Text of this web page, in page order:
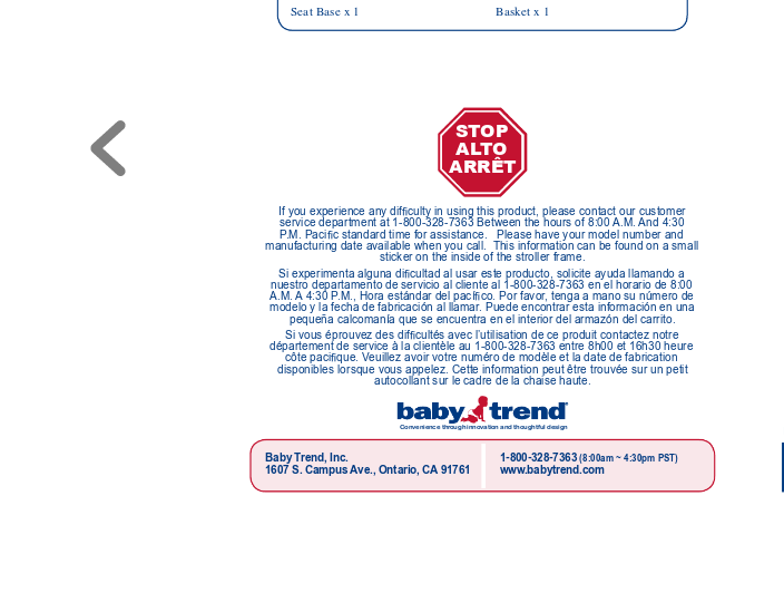
If you experience any difculty in using this product, please contact our customer
service department at 1-800-328-7363 Between the hours of 8:00 A.M. And 4:30
P.M. Pacic standard time for assistance.   Please have your model number and
manufacturing date available when you call.  This information can be found on a small
sticker on the inside of the stroller frame.
Si experimenta alguna dicultad al usar este producto, solicite ayuda llamando a
nuestro departamento de servicio al cliente al 1-800-328-7363 en el horario de 8:00
A.M. A 4:30 P.M., Hora estándar del pacíco. Por favor, tenga a mano su número de
modelo y la fecha de fabricación al llamar. Puede encontrar esta información en una
pequeña calcomanía que se encuentra en el interior del armazón del carrito.
Si vous éprouvez des difcultés avec l’utilisation de ce produit contactez notre
département de service à la clientèle au 1-800-328-7363 entre 8h00 et 16h30 heure
côte pacique. Veuillez avoir votre numéro de modèle et la date de fabrication
disponibles lorsque vous appelez. Cette information peut être trouvée sur un petit
autocollant sur le cadre de la chaise haute.
STOP
ALTO
ARRÊT
Convenience through innovation and thoughtful design
1-800-328-7363 (8:00am ~ 4:30pm PST)
www.babytrend.com
Baby Trend, Inc.
1607 S. Campus Ave., Ontario, CA 91761
Seat Base x 1
Basket x 1